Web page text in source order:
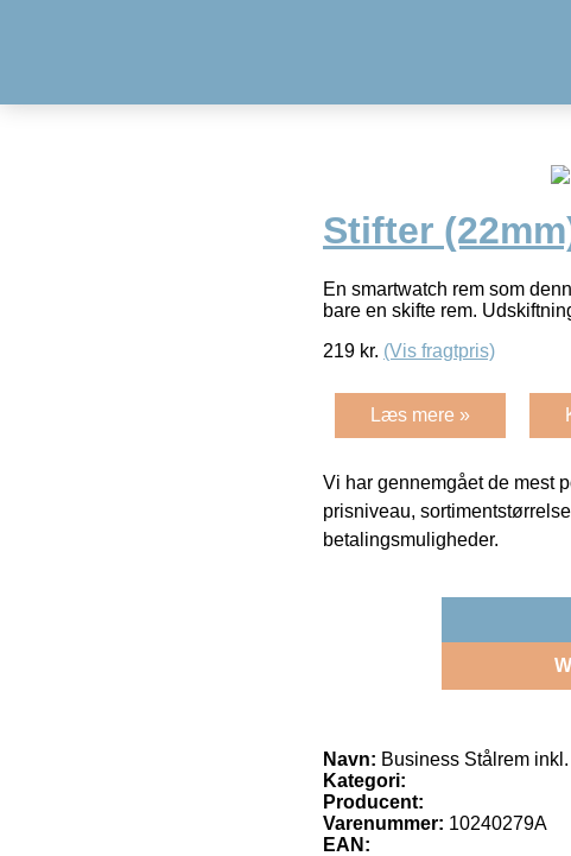
Stifter
En smartwatch rem som
bare en skifte rem.
219 kr. (Vis fragtpris)
Læs mere »
Vi har gennemgået de mest
prisniveau,
betalingsmuligheder.
Navn: Business Stålrem
Kategori:
Producent:
Varenummer: 10240279A
EAN: